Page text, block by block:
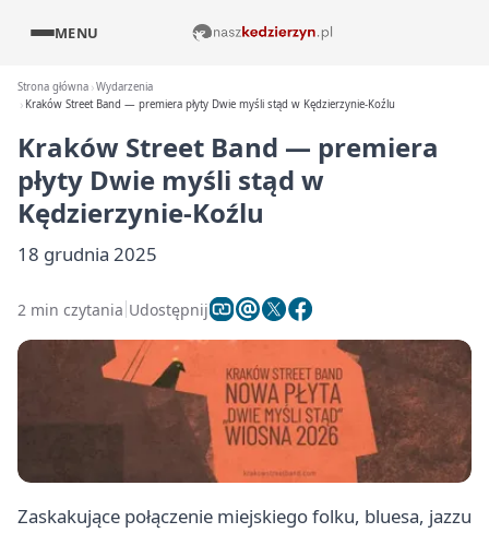
MENU
Strona główna Wydarzenia
Kraków Street Band — premiera płyty Dwie myśli stąd w Kędzierzynie-Koźlu
Kraków Street Band — premiera
płyty Dwie myśli stąd w
Kędzierzynie-Koźlu
18 grudnia 2025
2 min czytania Udostępnij
Zaskakujące połączenie miejskiego folku, bluesa, jazzu